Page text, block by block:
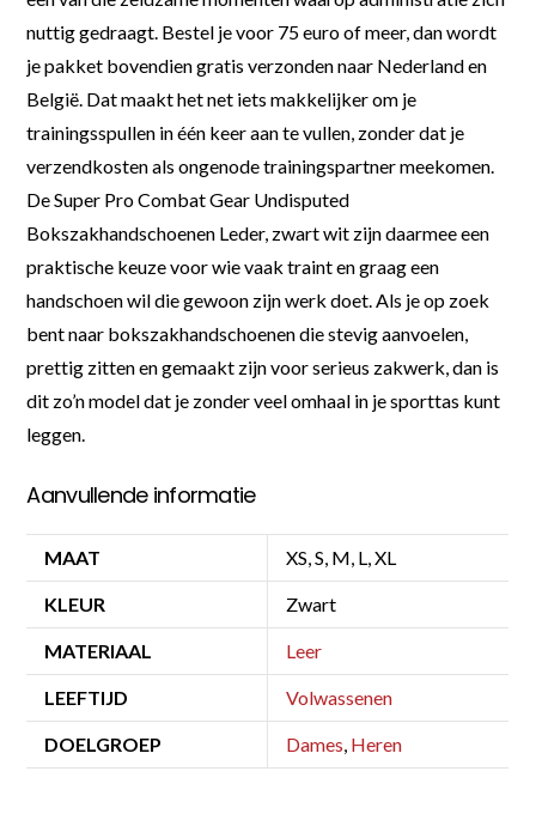
nuttig gedraagt. Bestel je voor 75 euro of meer, dan wordt
je pakket bovendien gratis verzonden naar Nederland en
België. Dat maakt het net iets makkelijker om je
trainingsspullen in één keer aan te vullen, zonder dat je
verzendkosten als ongenode trainingspartner meekomen.
De Super Pro Combat Gear Undisputed
Bokszakhandschoenen Leder, zwart wit zijn daarmee een
praktische keuze voor wie vaak traint en graag een
handschoen wil die gewoon zijn werk doet. Als je op zoek
bent naar bokszakhandschoenen die stevig aanvoelen,
prettig zitten en gemaakt zijn voor serieus zakwerk, dan is
dit zo’n model dat je zonder veel omhaal in je sporttas kunt
leggen.
Aanvullende informatie
MAAT XS, S, M, L, XL
KLEUR Zwart
MATERIAAL Leer
LEEFTIJD Volwassenen
DOELGROEP Dames Heren